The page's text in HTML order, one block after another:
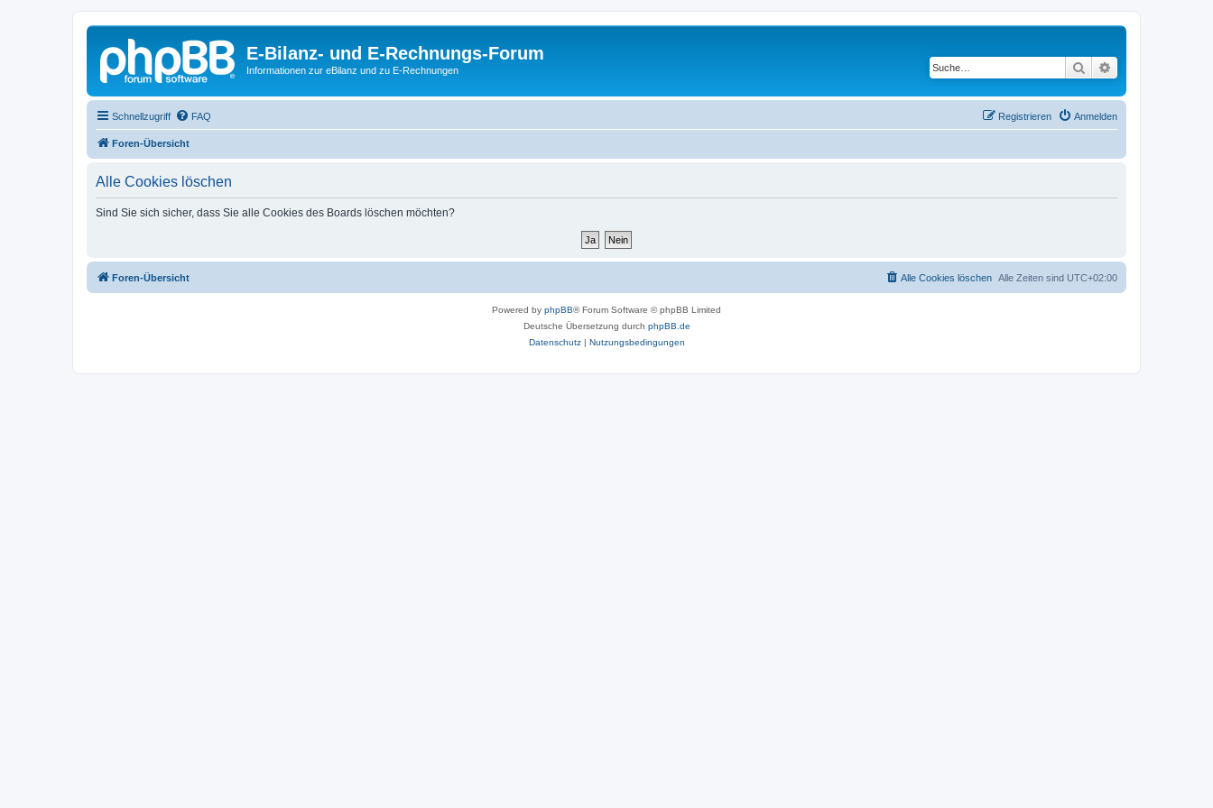
E-Bilanz- und E-Rechnungs-Forum
Informationen zur eBilanz und zu E-Rechnungen Suche
Schnellzugriff FAQ Anmelden
Registrieren
Foren-Übersicht
Alle Cookies löschen
Sind Sie sich sicher, dass Sie alle Cookies des Boards löschen möchten?
Foren-Übersicht Alle Zeiten sind UTC+02:00
Alle Cookies löschen
Powered by phpBB® Forum Software © phpBB Limited
Deutsche Übersetzung durch phpBB.de
Datenschutz| Nutzungsbedingungen